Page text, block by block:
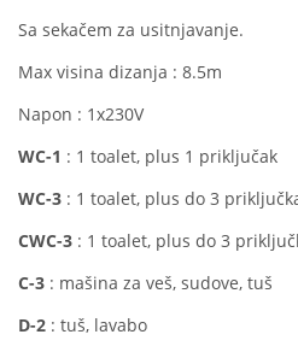
Sa sekačem za usitnjavanje.
Max visina dizanja : 8.5m
Napon : 1x230V
WC-1 : 1 toalet, plus 1 priključak
WC-3 : 1 toalet, plus do 3
CWC-3 : 1 toalet, plus do 3
C-3 : mašina za veš, sudove, tuš
D-2 : tuš, lavabo